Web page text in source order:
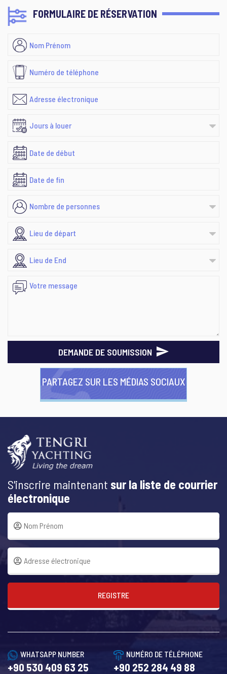
FORMULAIRE DE RÉSERVATION
DEMANDE DE SOUMISSION
PARTAGEZ SUR LES MÉDIAS SOCIAUX
S'inscrire maintenant sur la liste de courrier
électronique
REGISTRE
WHATSAPP NUMBER
+90 530 409 63 25
NUMÉRO DE TÉLÉPHONE
+90 252 284 49 88